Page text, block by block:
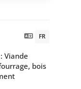
FR
Viande
bois